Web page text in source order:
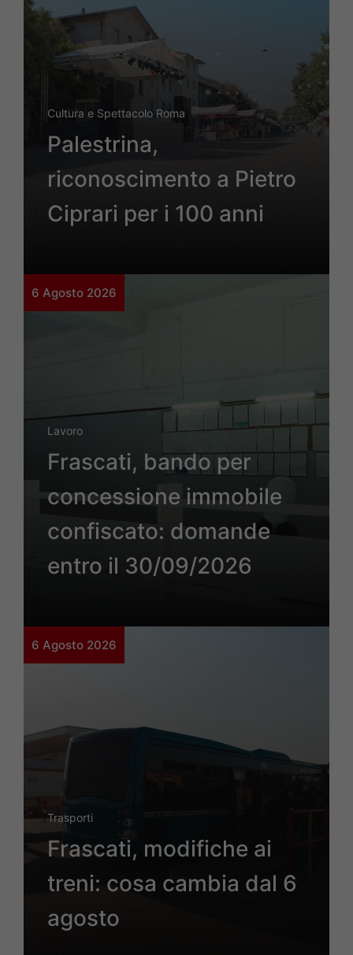
Cultura e Spettacolo Roma
Palestrina,
riconoscimento a Pietro
Ciprari per i 100 anni
6 Agosto 2026
Lavoro
Frascati, bando per
concessione immobile
confiscato: domande
entro il 30/09/2026
6 Agosto 2026
Trasporti
Frascati, modifiche ai
treni: cosa cambia dal 6
agosto